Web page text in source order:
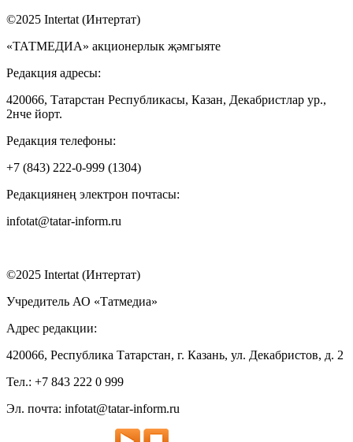
©2025 Intertat (Интертат)
«ТАТМЕДИА» акционерлык җәмгыяте
Редакция адресы:
420066, Татарстан Республикасы, Казан, Декабристлар ур.,
2нче йорт.
Редакция телефоны:
+7 (843) 222-0-999 (1304)
Редакциянең электрон почтасы:
infotat@tatar-inform.ru
©2025 Intertat (Интертат)
Учредитель АО «Татмедиа»
Адрес редакции:
420066, Республика Татарстан, г. Казань, ул. Декабристов, д. 2
Тел.: +7 843 222 0 999
Эл. почта: infotat@tatar-inform.ru